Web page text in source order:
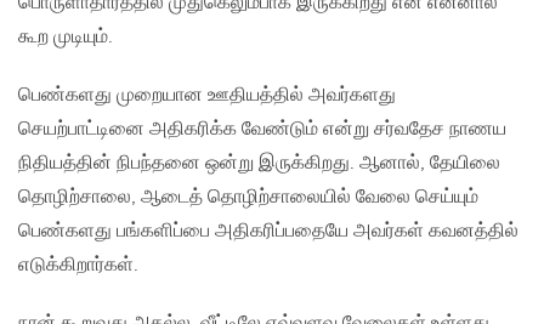
கூற முடியும்.
பெண்களது முறையான ஊதியத்தில் அவர்களது
செயற்பாட்டினை அதிகரிக்க வேண்டும் என்று சர்வதேச நாணய
நிதியத்தின் நிபந்தனை ஒன்று இருக்கிறது. ஆனால், தேயிலை
தொழிற்சாலை, ஆடைத் தொழிற்சாலையில் வேலை செய்யும்
பெண்களது பங்களிப்பை அதிகரிப்பதையே அவர்கள் கவனத்தில்
எடுக்கிறார்கள்.